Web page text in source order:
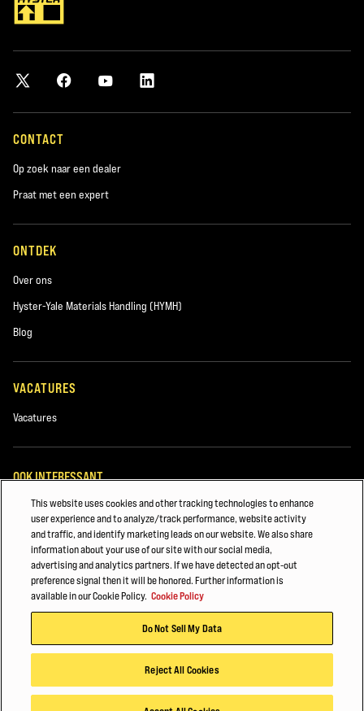
CONTACT
Op zoek naar een dealer
Praat met een expert
ONTDEK
Over ons
Hyster-Yale Materials Handling (HYMH)
Blog
VACATURES
Vacatures
OOK INTERESSANT
WÜRZBURG, DUITSLAND
ANTWERPEN, BELGIË
DRIE LAGEN VAN VEILIGHEID VOOR HEFTRUCKS
©2025 Hyster-Yale Materials Handling, Inc., alle rechten voorbehouden.
Privacybeleid Gebruiksvoorwaarden Cookiebeleid
This website uses cookies and other tracking technologies to enhance
user experience and to analyze/track performance, website activity
and traffic, and identify marketing leads on our website. We also share
information about your use of our site with our social media,
advertising and analytics partners. If we have detected an opt-out
preference signal then it will be honored. Further information is
available in our Cookie Policy. Cookie Policy
Do Not Sell My Data
Reject All Cookies